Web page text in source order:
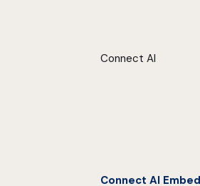
Connect AI
Connect AI Embed